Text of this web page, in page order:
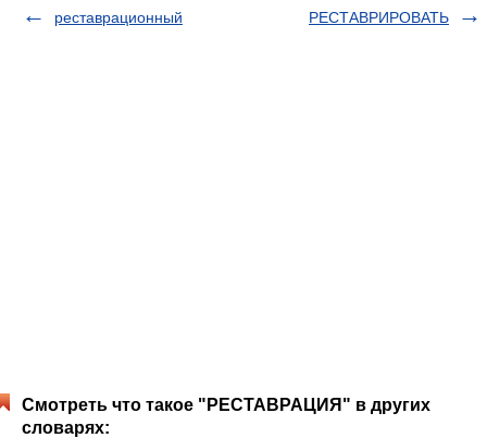
реставрационный РЕСТАВРИРОВАТЬ
Смотреть что такое "РЕСТАВРАЦИЯ" в других
словарях: